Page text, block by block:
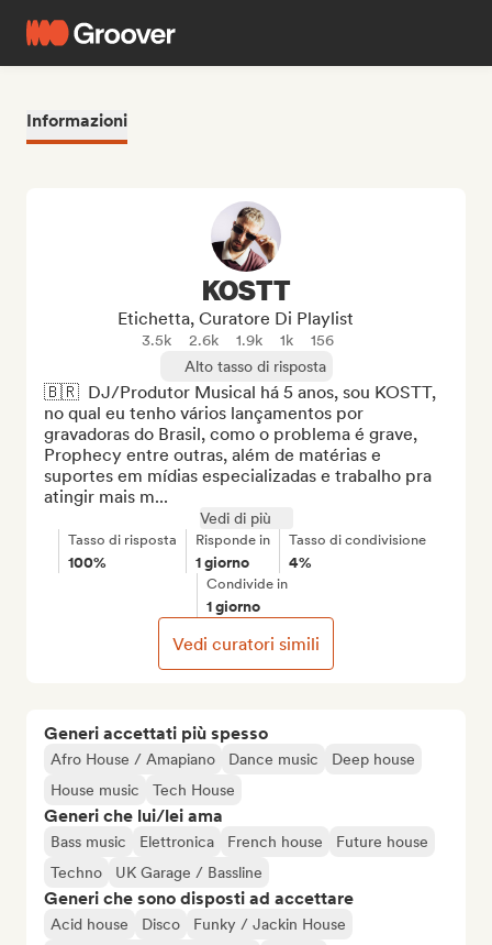
Informazioni
Generi accettati più spesso
Afro House / Amapiano Dance music
Deep house
House music
Tech House
Generi che lui/lei ama
Bass music Elettronica French house
Future house
Techno
UK Garage / Bassline
Generi che sono disposti ad accettare
Acid house Disco
Funky / Jackin House
KOSTT
Etichetta, Curatore Di Playlist
3.5k 2.6k 1.9k 1k
156
Alto tasso di risposta
🇧🇷  DJ/Produtor Musical há 5 anos, sou KOSTT,
no qual eu tenho vários lançamentos por
gravadoras do Brasil, como o problema é grave,
Prophecy entre outras, além de matérias e
suportes em mídias especializadas e trabalho pra
atingir mais m...
Vedi di più
Tasso di risposta
100%
Risponde in
1 giorno
Tasso di condivisione
4%
Condivide in
1 giorno
Vedi curatori simili